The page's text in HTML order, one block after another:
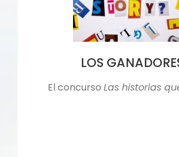
LOS
El concurso Las historias